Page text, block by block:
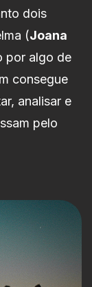
dois
(Joana
por algo de
consegue
analisar e
pelo